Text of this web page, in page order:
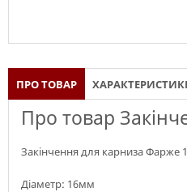
ПРО ТОВАР
Про товар
Закінчення для карниза Фарже
Діаметр: 16мм